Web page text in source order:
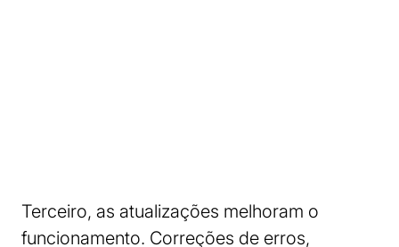
Terceiro, as atualizações melhoram o
funcionamento. Correções de erros,